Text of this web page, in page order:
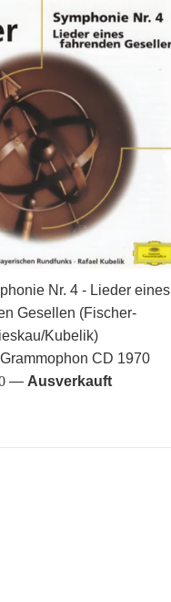
Nr. 4 - Lieder eines
Gesellen (Fischer-
Kubelik)
CD 1970
— Ausverkauft